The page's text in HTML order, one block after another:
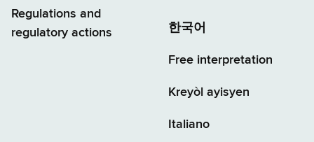
Regulations and
regulatory actions
한국어
Free interpretation
Kreyòl ayisyen
Italiano